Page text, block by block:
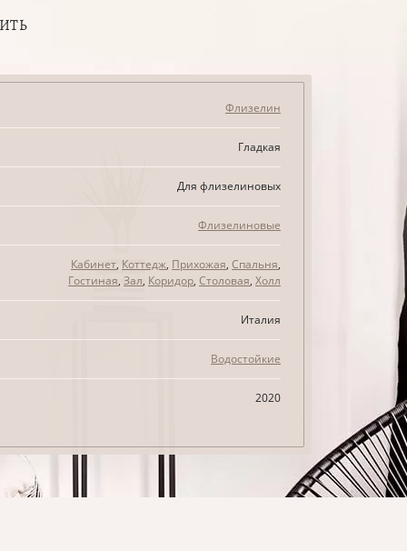
Флизелин
Гладкая
Для флизелиновых
Флизелиновые
Кабинет, Коттедж, Прихожая, Спальня,
Гостиная, Зал, Коридор, Столовая, Холл
Италия
Водостойкие
2020